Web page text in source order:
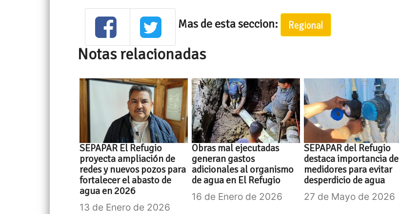
Mas de esta seccion: Regional
Notas relacionadas
SEPAPAR El Refugio
proyecta ampliación de
redes y nuevos pozos para
fortalecer el abasto de
agua en 2026
13 de Enero de 2026
Obras mal ejecutadas
generan gastos
adicionales al organismo
de agua en El Refugio
16 de Enero de 2026
SEPAPAR del Refugio
destaca importancia de
medidores para evitar
desperdicio de agua
27 de Mayo de 2026